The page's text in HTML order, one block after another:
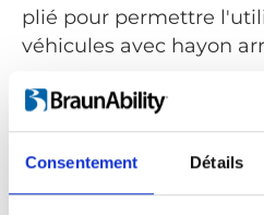
Consentement Détails
plié pour permettre
véhicules avec hayon
Tous les mouvements
pivot sont alimentés et
commande manuelle.
être installé dans de